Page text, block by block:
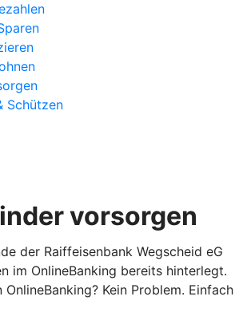
Schützen
vorsorgen
der Raiffeisenbank Wegscheid eG
im OnlineBanking bereits hinterlegt.
Kein Problem. Einfach